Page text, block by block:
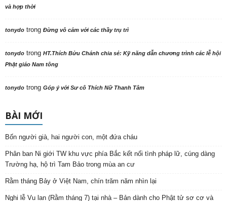
và hợp thời
tonydo trong Đừng vô cảm với các thầy trụ trì
tonydo trong HT.Thích Bửu Chánh chia sẻ: Kỹ năng dẫn chương trình các lễ hội
Phật giáo Nam tông
tonydo trong Góp ý với Sư cô Thích Nữ Thanh Tâm
BÀI MỚI
Bốn người già, hai người con, một đứa cháu
Phân ban Ni giới TW khu vực phía Bắc kết nối tình pháp lữ, cúng dàng
Trường hạ, hộ trì Tam Bảo trong mùa an cư
Rằm tháng Bảy ở Việt Nam, chín trăm năm nhìn lại
Nghi lễ Vu lan (Rằm tháng 7) tại nhà – Bản dành cho Phật tử sơ cơ và